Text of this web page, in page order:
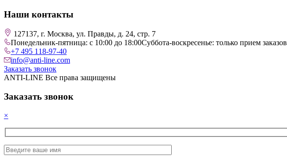
Наши контакты
127137, г. Москва, ул. Правды, д. 24, стр. 7
Понедельник-пятница: с 10:00 до 18:00Суббота-воскресенье: только прием заказов
+7 495 118-97-40
info@anti-line.com
Заказать звонок
ANTI-LINE Все права защищены
Заказать звонок
×